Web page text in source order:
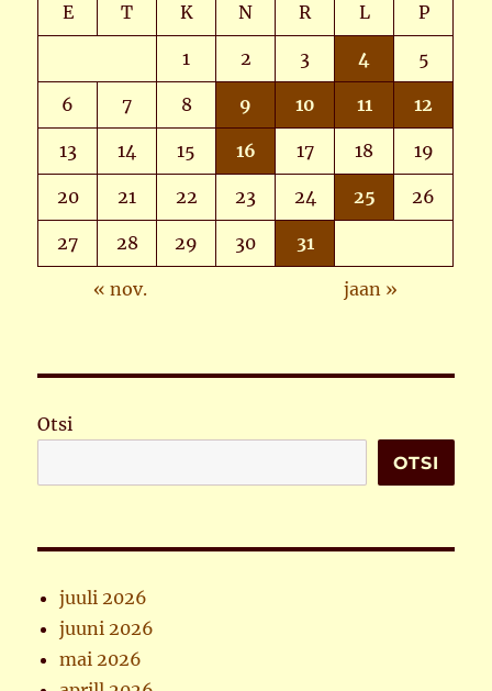
E T K N R L P
1 2 3 4 5
6 7 8 9 10 11 12
13 14 15 16 17 18 19
20 21 22 23 24 25 26
27 28 29 30 31
« nov. jaan »
Otsi
OTSI
juuli 2026
juuni 2026
mai 2026